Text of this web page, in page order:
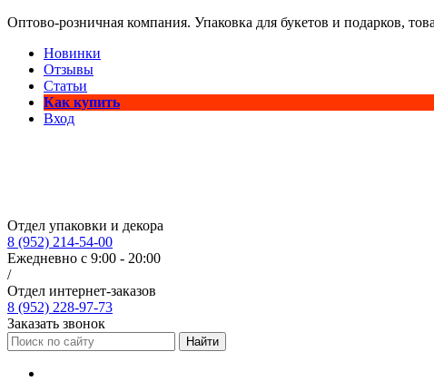
Оптово-розничная компания. Упаковка для букетов и подарков,
Новинки
Отзывы
Статьи
Как купить
Вход
Отдел упаковки и декора
8 (952) 214-54-00
Ежедневно с 9:00 - 20:00
/
Отдел интернет-заказов
8 (952) 228-97-73
Заказать звонок
Найти